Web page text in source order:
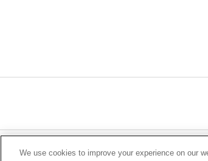
We use cookies to improve your experience on our